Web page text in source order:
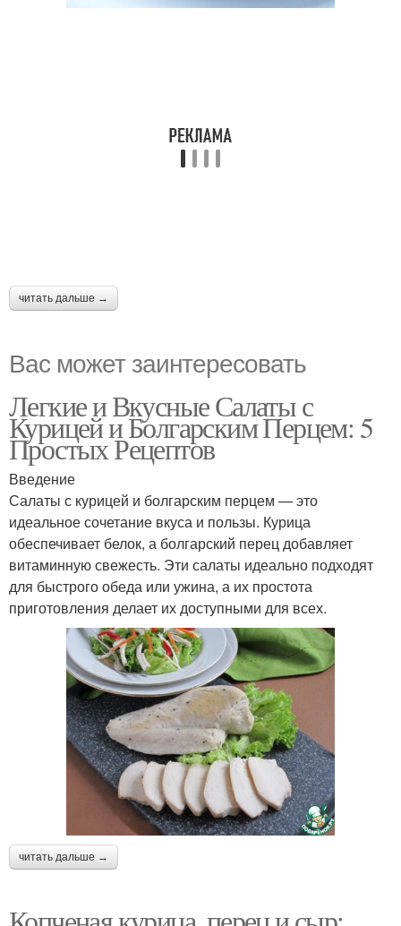
читать дальше →
Вас может заинтересовать
Легкие и Вкусные Салаты с
Курицей и Болгарским Перцем: 5
Простых Рецептов
Введение
Салаты с курицей и болгарским перцем — это
идеальное сочетание вкуса и пользы. Курица
обеспечивает белок, а болгарский перец добавляет
витаминную свежесть. Эти салаты идеально подходят
для быстрого обеда или ужина, а их простота
приготовления делает их доступными для всех.
читать дальше →